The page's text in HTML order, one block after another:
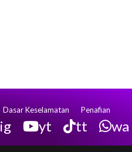
Dasar Keselamatan Penafian
ig yt tt wa